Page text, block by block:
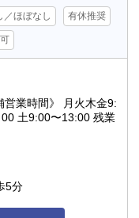
／ほぼなし 有休推奨
9:00〜13:00 残業
5分